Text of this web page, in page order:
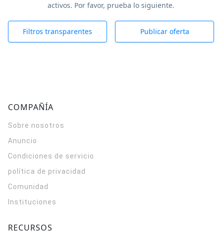
activos. Por favor, prueba lo siguiente.
Filtros transparentes Publicar oferta
COMPAÑÍA
Sobre nosotros
Anuncio
Condiciones de servicio
política de privacidad
Comunidad
Instituciones
RECURSOS